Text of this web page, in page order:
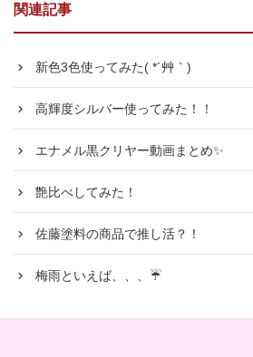
関連記事
新色3色使ってみた( *´艸｀)
高輝度シルバー使ってみた！！
エナメル黒クリヤー動画まとめ✨
艶比べしてみた！
佐藤塗料の商品で推し活？！
梅雨といえば、、、☔